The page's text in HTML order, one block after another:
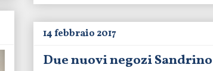
14 febbraio 2017
Due nuovi negozi